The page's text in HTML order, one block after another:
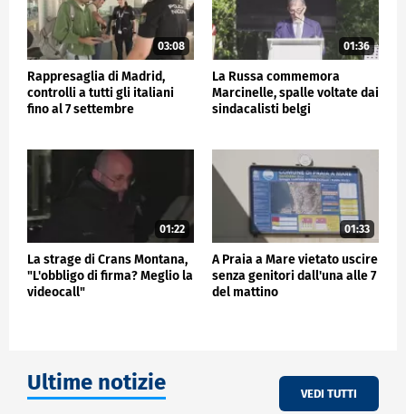
03:08
Rappresaglia di Madrid,
controlli a tutti gli italiani
fino al 7 settembre
01:36
La Russa commemora
Marcinelle, spalle voltate dai
sindacalisti belgi
01:22
La strage di Crans Montana,
"L'obbligo di firma? Meglio la
videocall"
01:33
A Praia a Mare vietato uscire
senza genitori dall'una alle 7
del mattino
Ultime notizie VEDI TUTTI